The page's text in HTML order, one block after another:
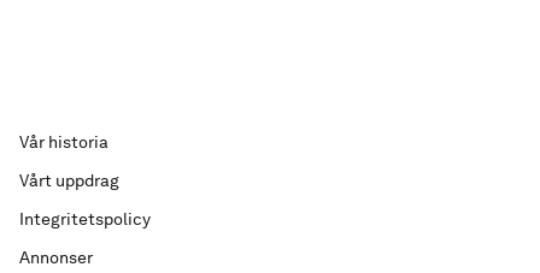
Vår historia
Vårt uppdrag
Integritetspolicy
Annonser